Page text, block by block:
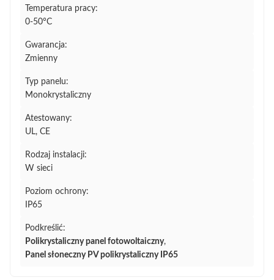
Temperatura pracy:
0-50°C
Gwarancja:
Zmienny
Typ panelu:
Monokrystaliczny
Atestowany:
UL, CE
Rodzaj instalacji:
W sieci
Poziom ochrony:
IP65
Podkreślić:
Polikrystaliczny panel fotowoltaiczny,
Panel słoneczny PV polikrystaliczny IP65